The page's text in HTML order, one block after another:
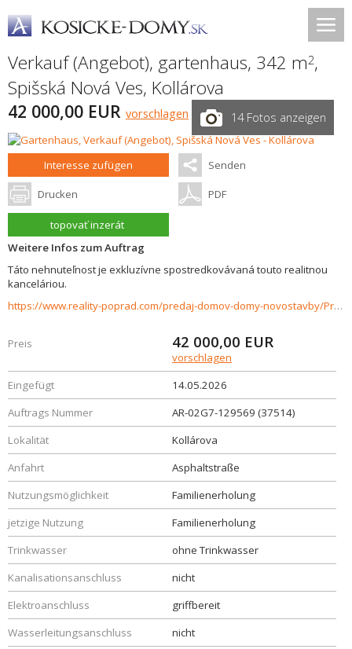
Verkauf (Angebot), gartenhaus, 342 m2,
Spišská Nová Ves, Kollárova
42 000,00 EUR vorschlagen 14 Fotos anzeigen
Interesse zufügen Senden
Drucken PDF
topovať inzerát
Weitere Infos zum Auftrag
Táto nehnuteľnost je exkluzívne spostredkovávaná touto realitnou
kanceláriou.
https://www.reality-poprad.com/predaj-domov-domy-novostavby/Predaj-zahrady-so-zateplenou-chatkou---Spisska-Nova-Ves---Novy-cintorin-37514/?utm_source=areality&utm_medium=xml&utm_term=37514&utm_content=dom&utm_campaign=portaly
Preis 42 000,00 EUR
vorschlagen
Eingefügt
14.05.2026
Auftrags Nummer
AR-02G7-129569 (37514)
Lokalität
Kollárova
Anfahrt
Asphaltstraße
Nutzungsmöglichkeit
Familienerholung
jetzige Nutzung
Familienerholung
Trinkwasser
ohne Trinkwasser
Kanalisationsanschluss
nicht
Elektroanschluss
griffbereit
Wasserleitungsanschluss
nicht